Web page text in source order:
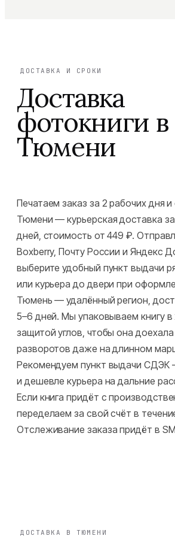
ДОСТАВКА И СРОКИ
Доставка
фотокниги в
Тюмени
Печатаем заказ за 2 рабочих дня
Тюмени — курьерская доставка
дней, стоимость от 449 ₽.
Boxberry, Почту России и Яндекс
выберите удобный пункт выдачи
или курьера до двери при
Тюмень — удалённый регион,
5–6 дней. Мы упаковываем книгу
защитой углов, чтобы она
разворотов даже на длинном
Рекомендуем пункт выдачи СДЭК
и дешевле курьера на дальние
Если книга придёт с
переделаем за свой счёт в
Отслеживание заказа придёт в
ДОСТАВКА В ТЮМЕНИ